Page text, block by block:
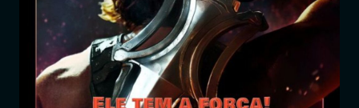
Notícias
Entrar